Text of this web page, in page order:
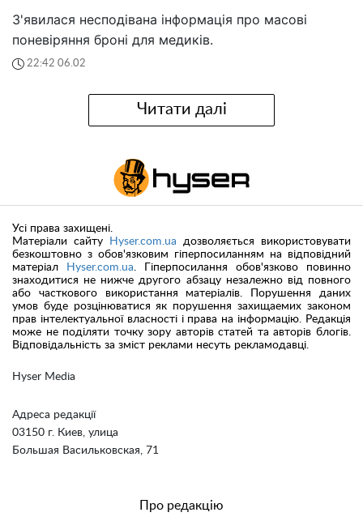
З'явилася несподівана інформація про масові
поневіряння броні для медиків.
22:42 06.02
Читати далі
Hyser Media
Адреса редакції
03150 г. Киев, улица
Большая Васильковская, 71
Усі права захищені.
Матеріали сайту
Hyser.com.ua дозволяється використовувати
безкоштовно з обов'язковим гіперпосиланням на відповідний
матеріал
Hyser.com.ua . Гіперпосилання обов'язково повинно
знаходитися не нижче другого абзацу незалежно від повного
або часткового використання матеріалів. Порушення даних
умов буде розцінюватися як порушення захищаемих законом
прав інтелектуальної власності і права на інформацію. Редакція
може не поділяти точку зору авторів статей та авторів блогів.
Відповідальність за зміст реклами несуть рекламодавці.
Про редакцію